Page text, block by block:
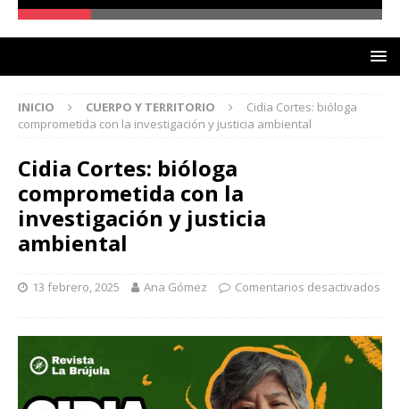
INICIO CUERPO Y TERRITORIO
Cidia Cortes: bióloga
comprometida con la investigación y justicia ambiental
Cidia Cortes: bióloga
comprometida con la
investigación y justicia
ambiental
13 febrero, 2025 Ana Gómez Comentarios desactivados